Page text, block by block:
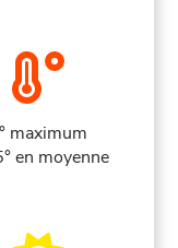
maximum
en moyenne